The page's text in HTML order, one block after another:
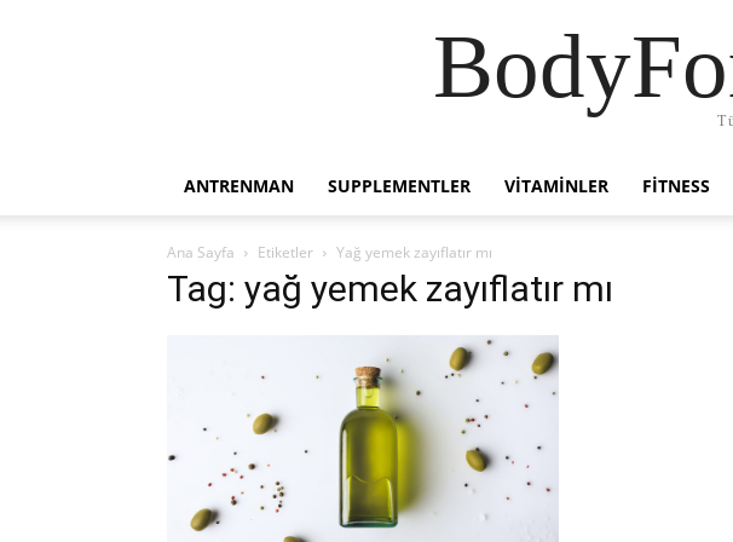
ANTRENMAN SUPPLEMENTLER VITAMINLER FITNESS
Ana Sayfa Etiketler Yağ yemek zayıflatır mı
Tag: yağ yemek zayıflatır mı